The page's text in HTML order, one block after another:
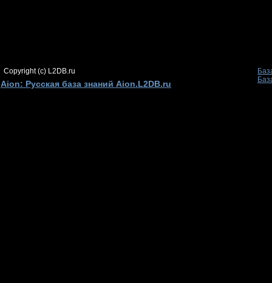
Copyright (c) L2DB.ru
Aion: Русская база знаний Aion.L2DB.ru